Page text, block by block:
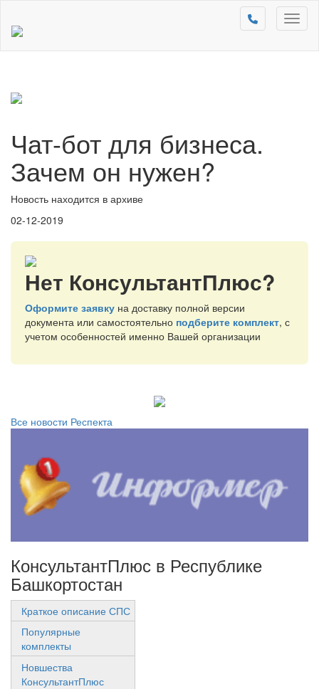
Чат-бот для бизнеса.
Зачем он нужен?
Новость находится в архиве
02-12-2019
Нет КонсультантПлюс?
Оформите заявку на доставку полной версии
документа или самостоятельно подберите комплект, с
учетом особенностей именно Вашей организации
Все новости Респекта
КонсультантПлюс в Республике
Башкортостан
Краткое описание СПС
Популярные
комплекты
Новшества
КонсультантПлюс